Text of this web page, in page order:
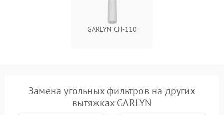
GARLYN CH-110
Замена угольных фильтров на других
вытяжках GARLYN